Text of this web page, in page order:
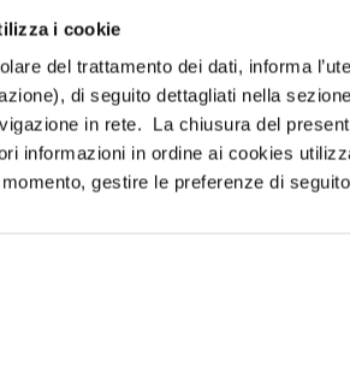
i cookie
del trattamento dei dati, informa
di seguito dettagliati nella
in rete. La chiusura del
informazioni in ordine ai cookies
gestire le preferenze di